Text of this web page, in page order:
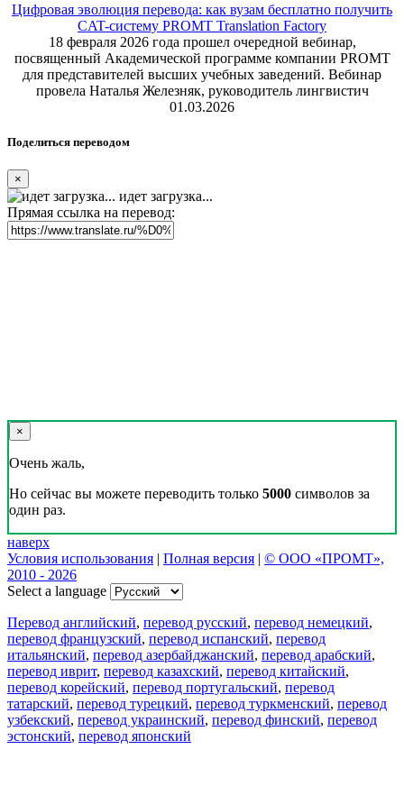
Цифровая эволюция перевода: как вузам бесплатно получить
CAT-систему PROMT Translation Factory
18 февраля 2026 года прошел очередной вебинар,
посвященный Академической программе компании PROMT
для представителей высших учебных заведений. Вебинар
провела Наталья Железняк, руководитель лингвистич
01.03.2026
Поделиться переводом
×
идет загрузка...
Прямая ссылка на перевод:
×
Очень жаль,
Но сейчас вы можете переводить только 5000 символов за
один раз.
наверх
Условия использования | Полная версия | © ООО «ПРОМТ»,
2010 - 2026
Select a language
Перевод английский, перевод русский, перевод немецкий,
перевод французский, перевод испанский, перевод
итальянский, перевод азербайджанский, перевод арабский,
перевод иврит, перевод казахский, перевод китайский,
перевод корейский, перевод португальский, перевод
татарский, перевод турецкий, перевод туркменский, перевод
узбекский, перевод украинский, перевод финский, перевод
эстонский, перевод японский